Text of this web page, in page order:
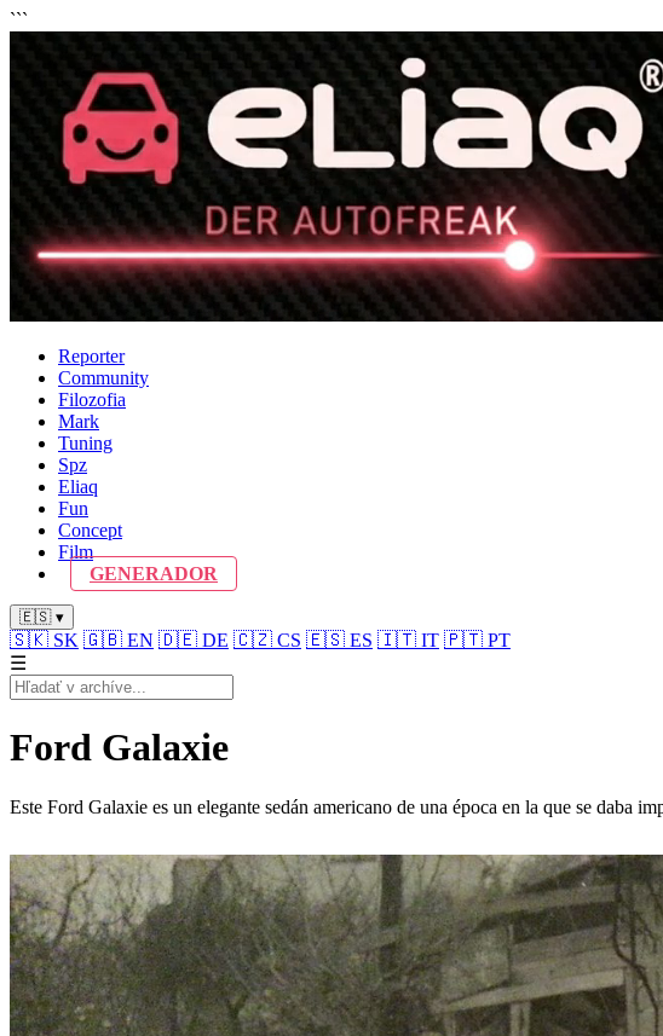
```
Reporter
Community
Filozofia
Mark
Tuning
Spz
Eliaq
Fun
Concept
Film
GENERADOR
🇪🇸 ▾
🇸🇰 SK 🇬🇧 EN 🇩🇪 DE 🇨🇿 CS 🇪🇸 ES 🇮🇹 IT 🇵🇹 PT
☰
Ford Galaxie
Este Ford Galaxie es un elegante sedán americano de una época en la que se daba